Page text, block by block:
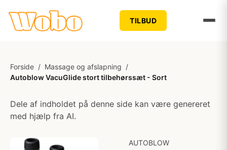
TILBUD
Forside / Massage og afslapning /
Autoblow VacuGlide stort tilbehørssæt - Sort
Dele af indholdet på denne side kan være genereret
med hjælp fra AI.
AUTOBLOW